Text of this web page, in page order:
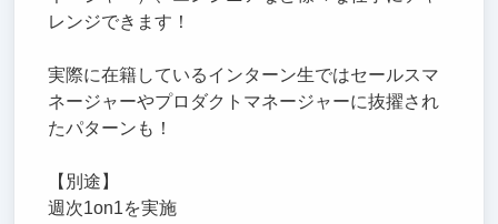
レンジできます！
実際に在籍しているインターン生ではセールスマ
ネージャーやプロダクトマネージャーに抜擢され
たパターンも！
【別途】
週次1on1を実施